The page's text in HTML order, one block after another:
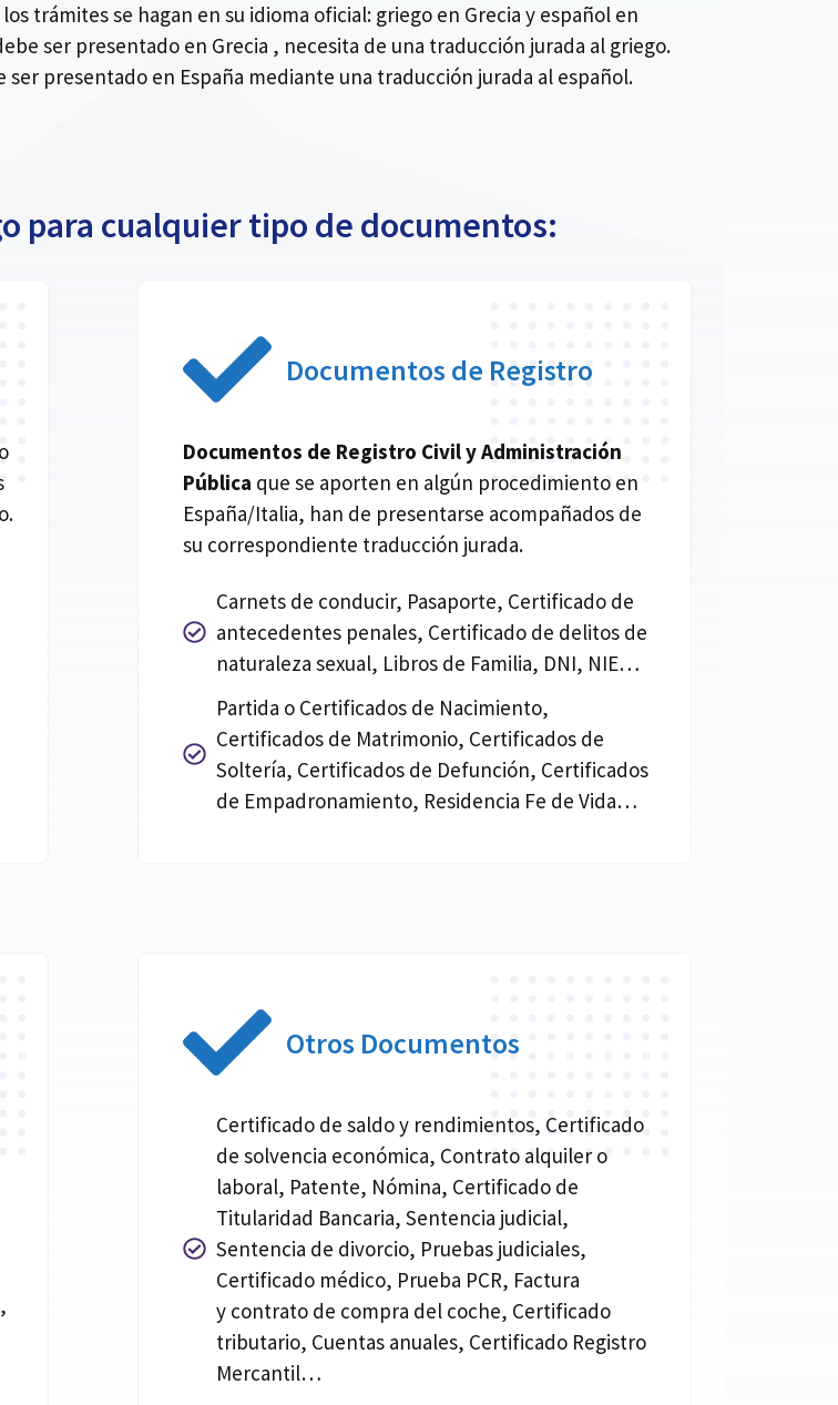
trámites se hagan en su idioma oficial: griego en Grecia y español en
ser presentado en Grecia , necesita de una traducción jurada al griego.
presentado en España mediante una traducción jurada al español.
para cualquier tipo de documentos:
Documentos de Registro
Documentos de Registro Civil y Administración
Pública que se aporten en algún procedimiento en
España/Italia, han de presentarse acompañados de
su correspondiente traducción jurada.
Carnets de conducir, Pasaporte, Certificado de
antecedentes penales, Certificado de delitos de
naturaleza sexual, Libros de Familia, DNI, NIE…
Partida o Certificados de Nacimiento,
Certificados de Matrimonio, Certificados de
Soltería, Certificados de Defunción, Certificados
de Empadronamiento, Residencia Fe de Vida…
Otros Documentos
Certificado de saldo y rendimientos, Certificado
de solvencia económica, Contrato alquiler o
laboral, Patente, Nómina, Certificado de
Titularidad Bancaria, Sentencia judicial,
Sentencia de divorcio, Pruebas judiciales,
Certificado médico, Prueba PCR, Factura
y contrato de compra del coche, Certificado
tributario, Cuentas anuales, Certificado Registro
Mercantil…